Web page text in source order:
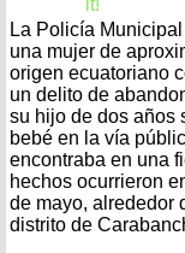
La Policía
una mujer de
origen ecuatoriano
un delito de
su hijo de dos años
bebé en la vía
encontraba en una
hechos ocurrieron
de mayo, alrededor
distrito de